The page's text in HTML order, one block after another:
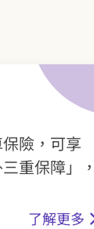
險，可享
重保障」，
了解更多